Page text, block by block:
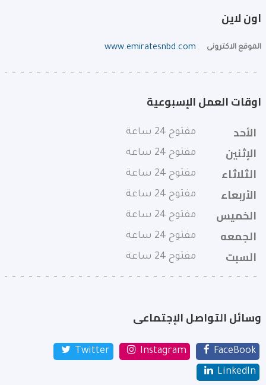
اون لاين
الموقع الاكترونى www.emiratesnbd.com
اوقات العمل الإسبوعية
الأحد
مفتوح 24 ساعة
الإثنين مفتوح 24 ساعة
الثلاثاء مفتوح 24 ساعة
الأربعاء مفتوح 24 ساعة
الخميس مفتوح 24 ساعة
الجمعه مفتوح 24 ساعة
السبت مفتوح 24 ساعة
وسائل التواصل الإجتماعى
FaceBook
Instagram
Twitter
LinkedIn